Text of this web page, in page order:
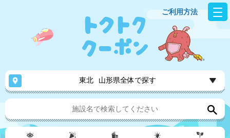
ご利用方法
東北 山形県全体で探す